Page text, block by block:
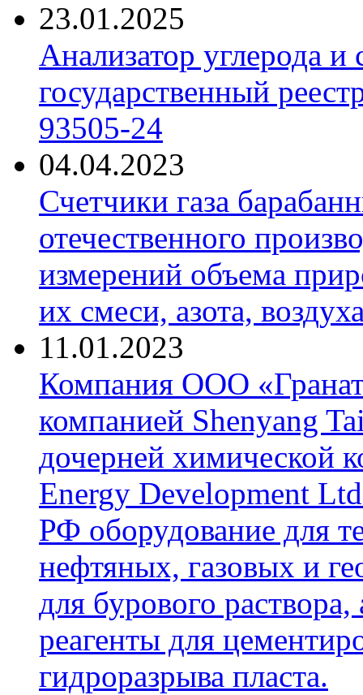
23.01.2025
Анализатор углерода
государственный
93505-24
04.04.2023
Счетчики газа
отечественного
измерений объема
их смеси, азота,
11.01.2023
Компания ООО
компанией Shenyang
дочерней химической
Energy Development
РФ оборудование для
нефтяных, газовых и
для бурового
реагенты для
гидроразрыва пласта.